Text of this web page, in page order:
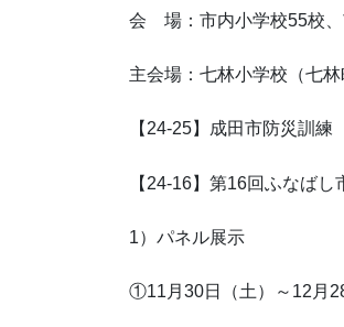
会 場：市内小学校55校
主会場：七林小学校（七林
【24-25】成田市防災訓
【24-16】第16回ふなば
1）パネル展示
①11月30日（土）～12